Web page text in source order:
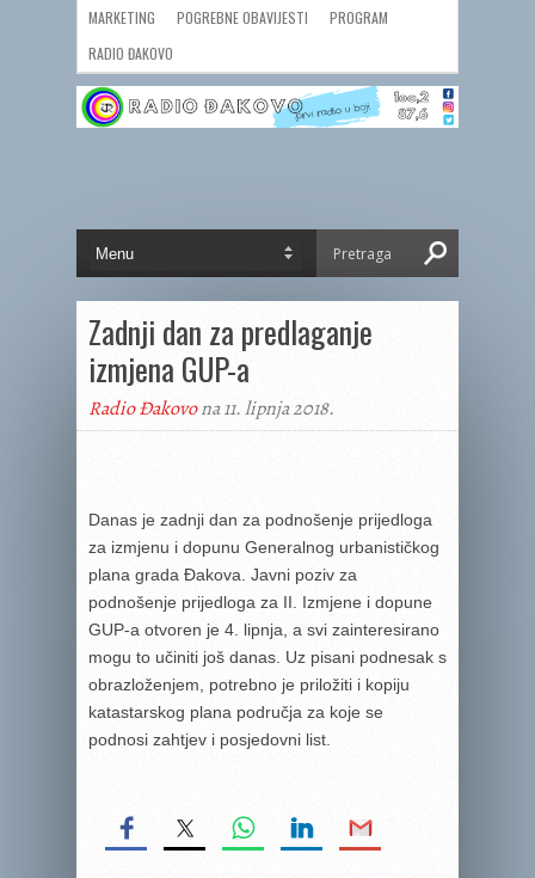
MARKETING POGREBNE OBAVIJESTI
PROGRAM
RADIO ĐAKOVO
Zadnji dan za predlaganje
izmjena GUP-a
Radio Đakovona 11. lipnja 2018.
Danas je zadnji dan za podnošenje prijedloga
za izmjenu i dopunu Generalnog urbanističkog
plana grada Đakova. Javni poziv za
podnošenje prijedloga za II. Izmjene i dopune
GUP-a otvoren je 4. lipnja, a svi zainteresirano
mogu to učiniti još danas. Uz pisani podnesak s
obrazloženjem, potrebno je priložiti i kopiju
katastarskog plana područja za koje se
podnosi zahtjev i posjedovni list.